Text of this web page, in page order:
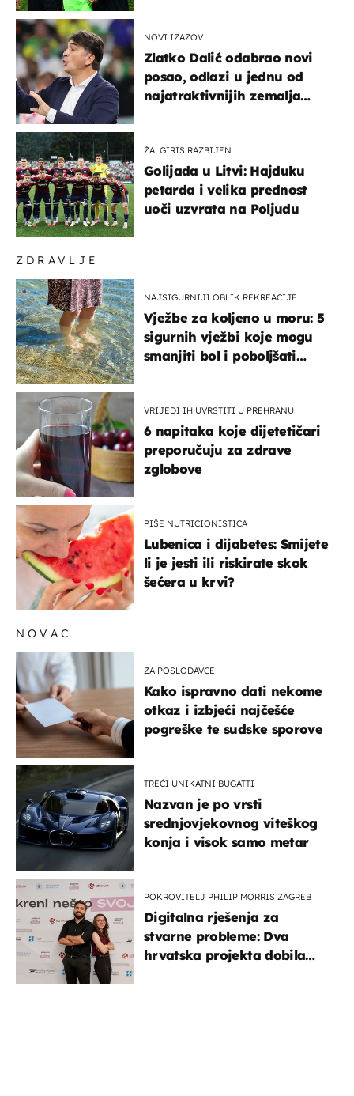
ZDRAVLJE
NAJSIGURNIJI OBLIK REKREACIJE
Vježbe za koljeno u moru: 5
sigurnih vježbi koje mogu
smanjiti bol i poboljšati
VRIJEDI IH UVRSTITI U PREHRANU
6 napitaka koje dijetetičari
preporučuju za zdrave
zglobove
PIŠE NUTRICIONISTICA
Lubenica i dijabetes: Smijete
li je jesti ili riskirate skok
šećera u krvi?
NOVI IZAZOV
Zlatko Dalić odabrao novi
posao, odlazi u jednu od
najatraktivnijih zemalja
ŽALGIRIS RAZBIJEN
Golijada u Litvi: Hajduku
petarda i velika prednost
uoči uzvrata na Poljudu
NOVAC
ZA POSLODAVCE
Kako ispravno dati nekome
otkaz i izbjeći najčešće
pogreške te sudske sporove
TREĆI UNIKATNI BUGATTI
Nazvan je po vrsti
srednjovjekovnog viteškog
konja i visok samo metar
POKROVITELJ PHILIP MORRIS ZAGREB
Digitalna rješenja za
stvarne probleme: Dva
hrvatska projekta dobila